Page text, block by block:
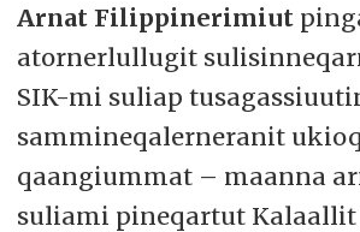
Arnat Filippinerimiut
atornerlullugit
SIK-mi suliap
sammineqalerneranit
qaangiummat – maanna
suliami pineqartut Kalaallit